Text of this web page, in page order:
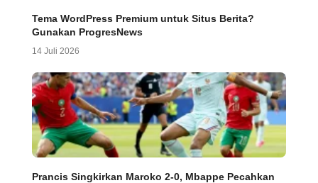
Tema WordPress Premium untuk Situs Berita?
Gunakan ProgresNews
14 Juli 2026
Prancis Singkirkan Maroko 2-0, Mbappe Pecahkan